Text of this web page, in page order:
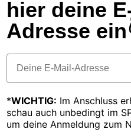
hier deine
Adresse
Email
*WICHTIG: Im Anschluss
schau auch unbedingt im
um deine Anmeldung zum